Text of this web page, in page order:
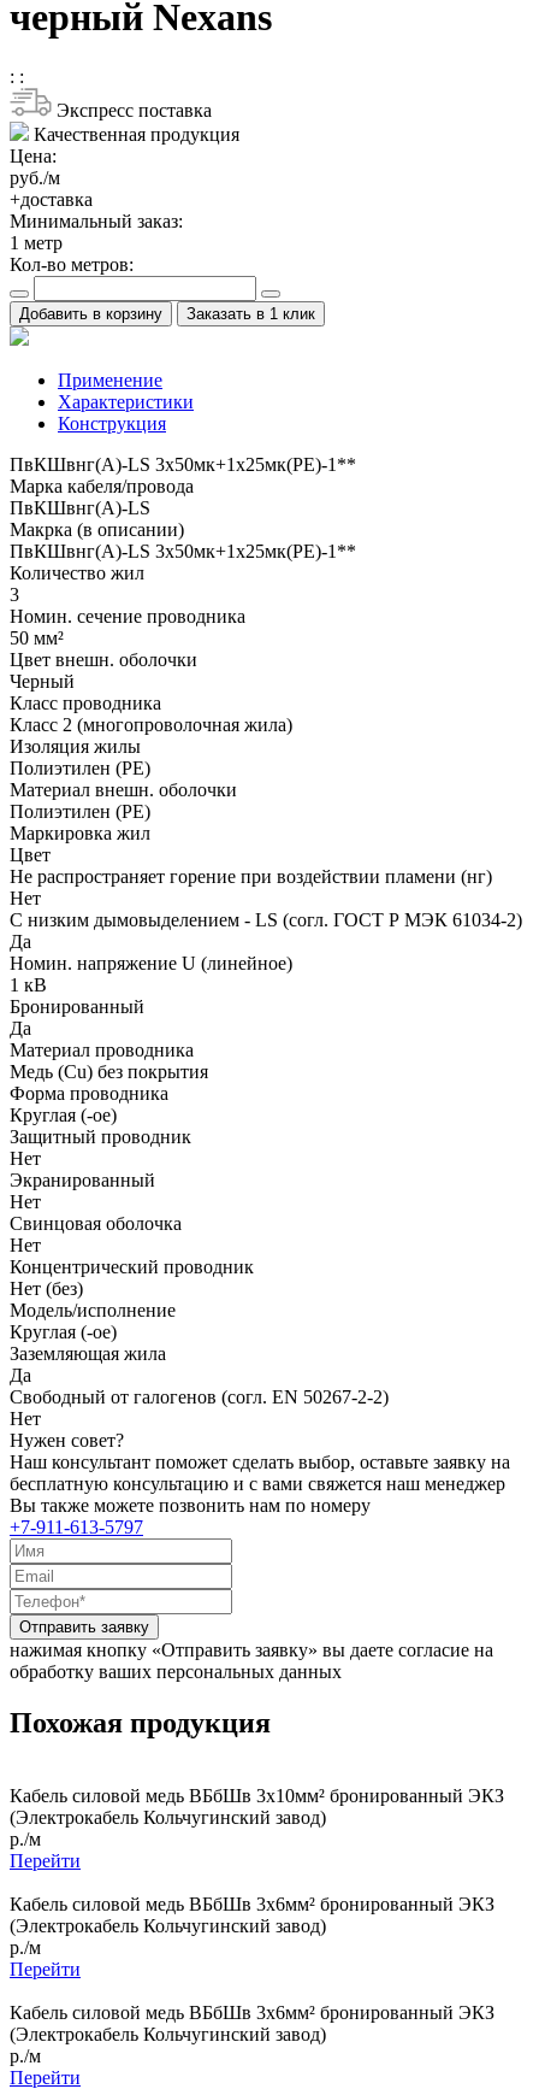
черный Nexans
: :
Экспресс поставка
Качественная продукция
Цена:
руб./м
+доставка
Минимальный заказ:
1 метр
Кол-во метров:
Добавить в корзину Заказать в 1 клик
Применение
Характеристики
Конструкция
ПвКШвнг(A)-LS 3x50мк+1x25мк(PE)-1**
Марка кабеля/провода
ПвКШвнг(A)-LS
Макрка (в описании)
ПвКШвнг(A)-LS 3x50мк+1x25мк(PE)-1**
Количество жил
3
Номин. сечение проводника
50 мм²
Цвет внешн. оболочки
Черный
Класс проводника
Класс 2 (многопроволочная жила)
Изоляция жилы
Полиэтилен (PE)
Материал внешн. оболочки
Полиэтилен (PE)
Маркировка жил
Цвет
Не распространяет горение при воздействии пламени (нг)
Нет
С низким дымовыделением - LS (согл. ГОСТ Р МЭК 61034-2)
Да
Номин. напряжение U (линейное)
1 кВ
Бронированный
Да
Материал проводника
Медь (Cu) без покрытия
Форма проводника
Круглая (-ое)
Защитный проводник
Нет
Экранированный
Нет
Свинцовая оболочка
Нет
Концентрический проводник
Нет (без)
Модель/исполнение
Круглая (-ое)
Заземляющая жила
Да
Свободный от галогенов (согл. EN 50267-2-2)
Нет
Нужен совет?
Наш консультант поможет сделать выбор, оставьте заявку на
бесплатную консультацию и с вами свяжется наш менеджер
Вы также можете позвонить нам по номеру
+7-911-613-5797
Отправить заявку
нажимая кнопку «Отправить заявку» вы даете согласие на
обработку ваших персональных данных
Похожая продукция
Кабель силовой медь ВБбШв 3x10мм² бронированный ЭКЗ
(Электрокабель Кольчугинский завод)
р./м
Перейти
Кабель силовой медь ВБбШв 3x6мм² бронированный ЭКЗ
(Электрокабель Кольчугинский завод)
р./м
Перейти
Кабель силовой медь ВБбШв 3x6мм² бронированный ЭКЗ
(Электрокабель Кольчугинский завод)
р./м
Перейти